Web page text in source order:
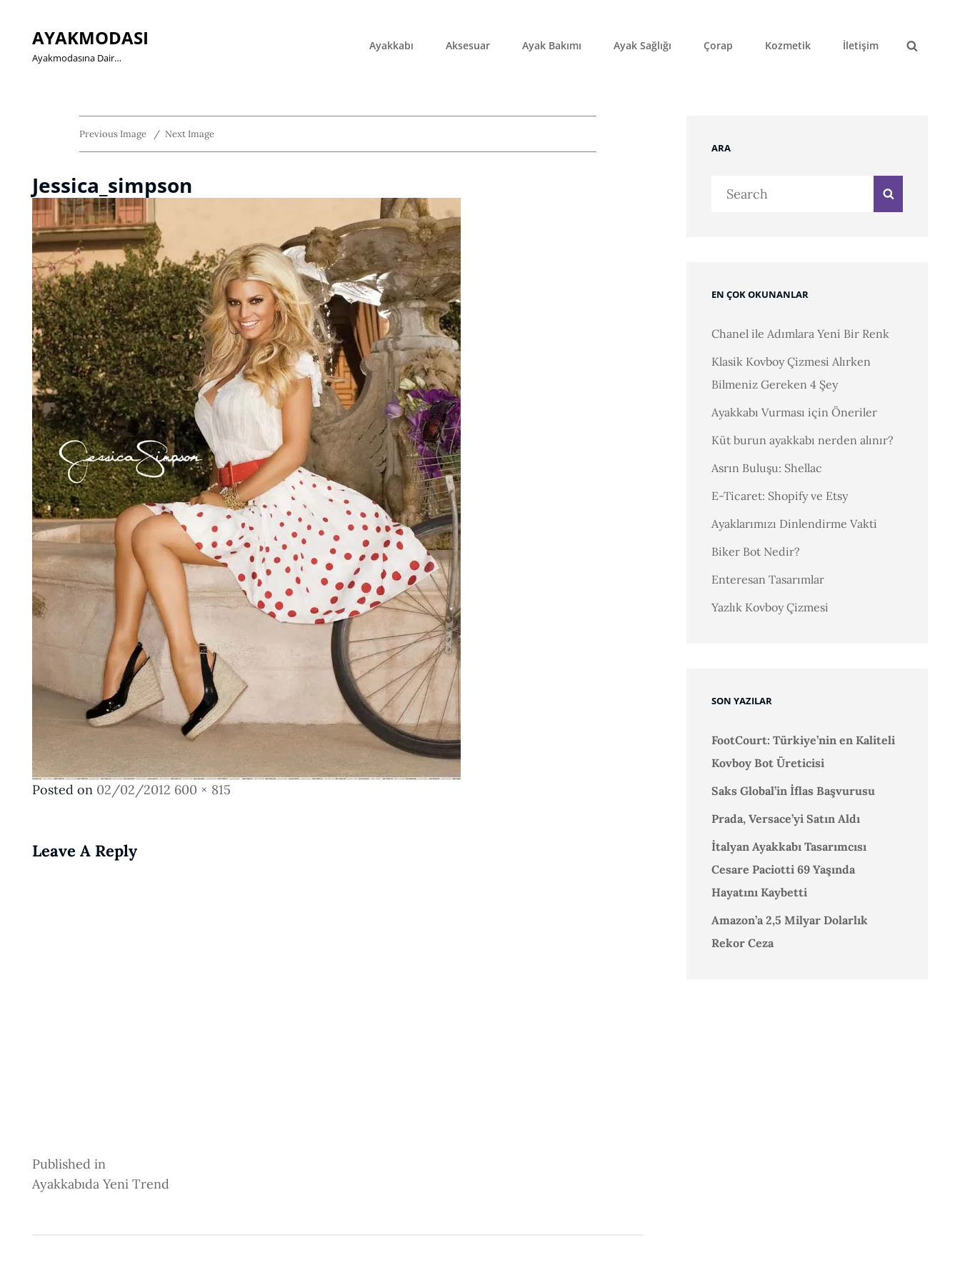
AYAKMODASI
Ayakmodasına Dair…
Ayakkabı Aksesuar Ayak Bakımı Ayak Sağlığı Çorap Kozmetik
İletişim
Previous Image Next Image
Jessica_simpson
Posted on Posted
02/02/2012 Full
600 × 815
Leave A Reply
Post
Navigation
Published in
Ayakkabıda Yeni Trend
ARA
EN ÇOK OKUNANLAR
Chanel ile Adımlara Yeni Bir Renk
Klasik Kovboy Çizmesi Alırken
Bilmeniz Gereken 4 Şey
Ayakkabı Vurması için Öneriler
Küt burun ayakkabı nerden alınır?
Asrın Buluşu: Shellac
E-Ticaret: Shopify ve Etsy
Ayaklarımızı Dinlendirme Vakti
Biker Bot Nedir?
Enteresan Tasarımlar
Yazlık Kovboy Çizmesi
SON YAZILAR
FootCourt: Türkiye’nin en Kaliteli
Kovboy Bot Üreticisi
Saks Global’in İflas Başvurusu
Prada, Versace’yi Satın Aldı
İtalyan Ayakkabı Tasarımcısı
Cesare Paciotti 69 Yaşında
Hayatını Kaybetti
Amazon’a 2,5 Milyar Dolarlık
Rekor Ceza